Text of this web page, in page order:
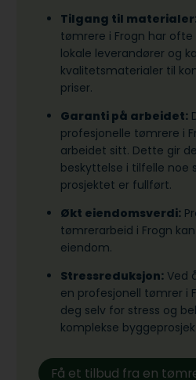
Tilgang til
tømrere i Frogn har
lokale leverandører og
kvalitetsmaterialer til
priser.
Garanti på arbeidet:
profesjonelle tømrere i
arbeidet sitt. Dette gir
beskyttelse i tilfelle noe
prosjektet er fullført.
Økt eiendomsverdi:
tømrerarbeid i Frogn
eiendom.
Stressreduksjon: Ved
en profesjonell tømrer i
deg selv for stress og
komplekse
Få et tilbud fra en